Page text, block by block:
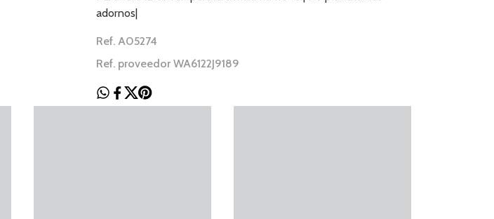
adornos|
Ref. A05274
Ref. proveedor WA6122J9189